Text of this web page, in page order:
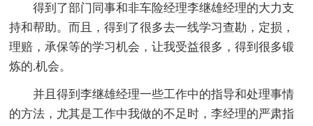
得到了部门同事和非车险经理李继雄经理的大力支
持和帮助。而且，得到了很多去一线学习查勘，定损，
理赔，承保等的学习机会，让我受益很多，得到很多锻
炼的.机会。
并且得到李继雄经理一些工作中的指导和处理事情
的方法，尤其是工作中我做的不足时，李经理的严肃指